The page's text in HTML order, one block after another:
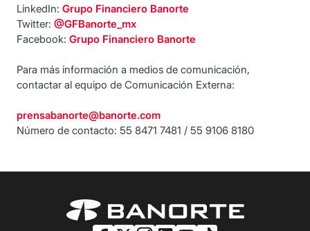
LinkedIn: Grupo Financiero Banorte
Twitter: @GFBanorte_mx
Facebook: Grupo Financiero Banorte
Para más información a medios de comunicación,
contactar al equipo de Comunicación Externa:
prensabanorte@banorte.com
Número de contacto: 55 8471 7481 / 55 9106 8180